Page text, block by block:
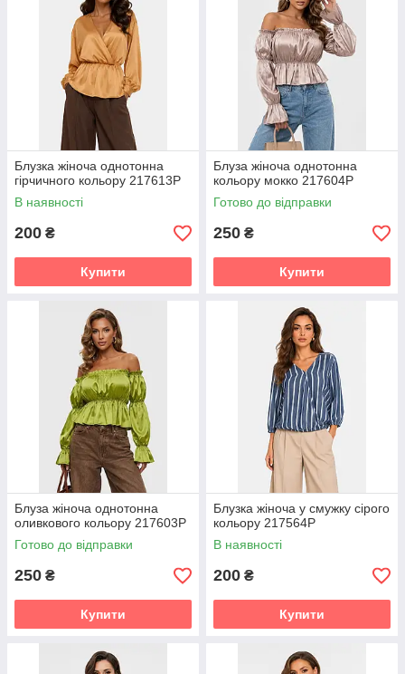
Блузка жіноча однотонна
гірчичного кольору 217613P
В наявності
200 ₴
Купити
Блуза жіноча однотонна
кольору мокко 217604P
Готово до відправки
250 ₴
Купити
Блуза жіноча однотонна
оливкового кольору 217603P
Готово до відправки
250 ₴
Купити
Блузка жіноча у смужку сірого
кольору 217564P
В наявності
200 ₴
Купити